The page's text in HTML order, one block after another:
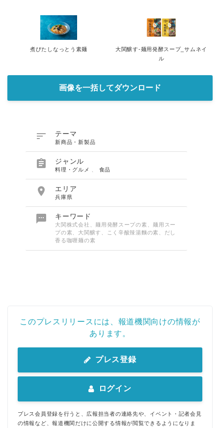
煮びたしなっとう素麺
大関醸す-麺用発酵スープ_サムネイ
ル
画像を一括してダウンロード
 テーマ
新商品・新製品
 ジャンル
料理・グルメ 食品
 エリア
兵庫県
 キーワード
大関株式会社、麺用発酵スープの素、麺用スー
プの素、大関醸す、こく辛酸辣湯麵の素、だし
香る咖喱麺の素
このプレスリリースには、報道機関向けの情報が
あります。
プレス登録
ログイン
プレス会員登録を行うと、広報担当者の連絡先や、イベント・記者会見
の情報など、報道機関だけに公開する情報が閲覧できるようになりま